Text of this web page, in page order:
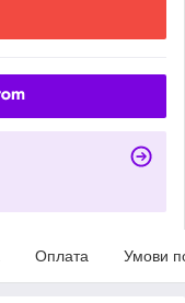
Оплата Умови